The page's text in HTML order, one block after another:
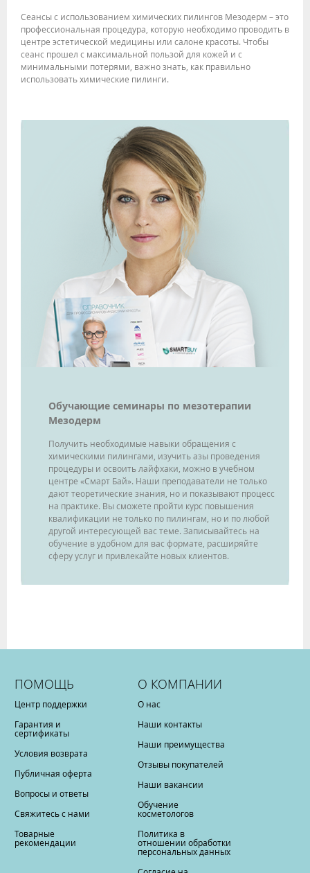
Сеансы с использованием химических пилингов Мезодерм – это
профессиональная процедура, которую необходимо проводить в
центре эстетической медицины или салоне красоты. Чтобы
сеанс прошел с максимальной пользой для кожей и с
минимальными потерями, важно знать, как правильно
использовать химические пилинги.
Oбучающие семинары по мезотерапии
Мезодерм
Получить необходимые навыки обращения с
химическими пилингами, изучить азы проведения
процедуры и освоить лайфхаки, можно в учебном
центре «Смарт Бай». Наши преподаватели не только
дают теоретические знания, но и показывают процесс
на практике. Вы сможете пройти курс повышения
квалификации не только по пилингам, но и по любой
другой интересующей вас теме. Записывайтесь на
обучение в удобном для вас формате, расширяйте
сферу услуг и привлекайте новых клиентов.
ПОМОЩЬ
Центр поддержки
Гарантия и
сертификаты
Условия возврата
Публичная оферта
Вопросы и ответы
Свяжитесь с нами
Товарные
рекомендации
О КОМПАНИИ
О нас
Наши контакты
Наши преимущества
Отзывы покупателей
Наши вакансии
Обучение
косметологов
Политика в
отношении обработки
персональных данных